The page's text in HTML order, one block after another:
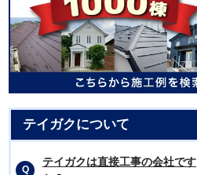
テイガクについて
テイガクは直接工事の会社です